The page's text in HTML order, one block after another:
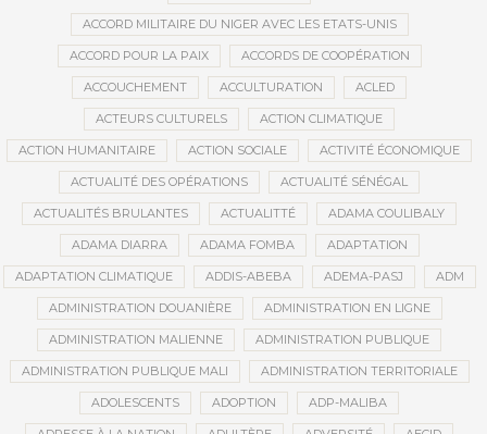
ACCORD MILITAIRE DU NIGER AVEC LES ETATS-UNIS
ACCORD POUR LA PAIX ACCORDS DE COOPÉRATION
ACCOUCHEMENT ACCULTURATION ACLED
ACTEURS CULTURELS ACTION CLIMATIQUE
ACTION HUMANITAIRE ACTION SOCIALE ACTIVITÉ ÉCONOMIQUE
ACTUALITÉ DES OPÉRATIONS ACTUALITÉ SÉNÉGAL
ACTUALITÉS BRULANTES ACTUALITTÉ ADAMA COULIBALY
ADAMA DIARRA ADAMA FOMBA ADAPTATION
ADAPTATION CLIMATIQUE ADDIS-ABEBA ADEMA-PASJ ADM
ADMINISTRATION DOUANIÈRE ADMINISTRATION EN LIGNE
ADMINISTRATION MALIENNE ADMINISTRATION PUBLIQUE
ADMINISTRATION PUBLIQUE MALI ADMINISTRATION TERRITORIALE
ADOLESCENTS ADOPTION ADP-MALIBA